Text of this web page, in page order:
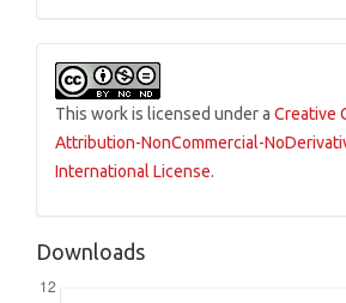
This work is licensed under a Creative
Attribution-NonCommercial-
International License.
Downloads